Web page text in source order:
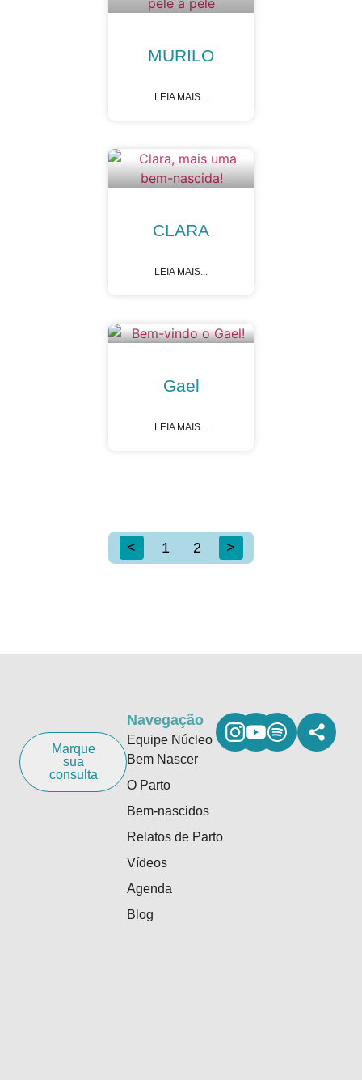
MURILO
LEIA MAIS...
CLARA
LEIA MAIS...
Gael
LEIA MAIS...
< 1 2 >
Marque
sua
consulta
Navegação
Equipe Núcleo
Bem Nascer
O Parto
Bem-nascidos
Relatos de Parto
Vídeos
Agenda
Blog